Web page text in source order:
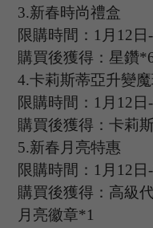
3.新春時尚禮盒
限購時間： 1 月 12 日
購買後獲得：星鑽*
4.卡莉斯蒂亞升變
限購時間： 1 月 12 日
購買後獲得：卡莉
5.新春月亮特惠
限購時間： 1 月 12 日
購買後獲得：高級
月亮徽章*1